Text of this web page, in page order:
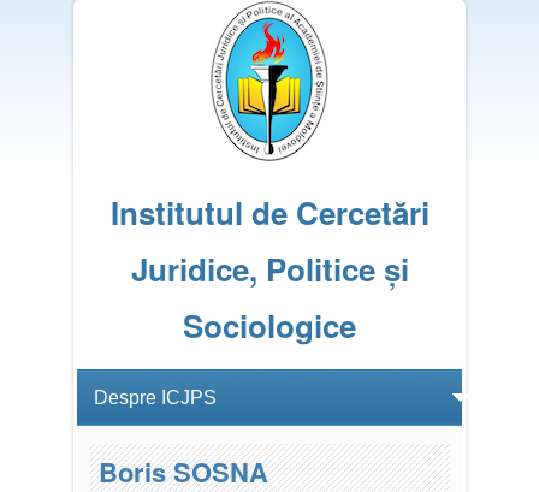
Institutul de Cercetări
Juridice, Politice și
Sociologice
Boris SOSNA